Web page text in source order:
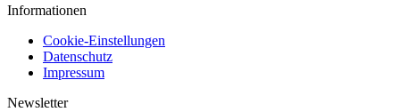
Informationen
Cookie-Einstellungen
Datenschutz
Impressum
Newsletter